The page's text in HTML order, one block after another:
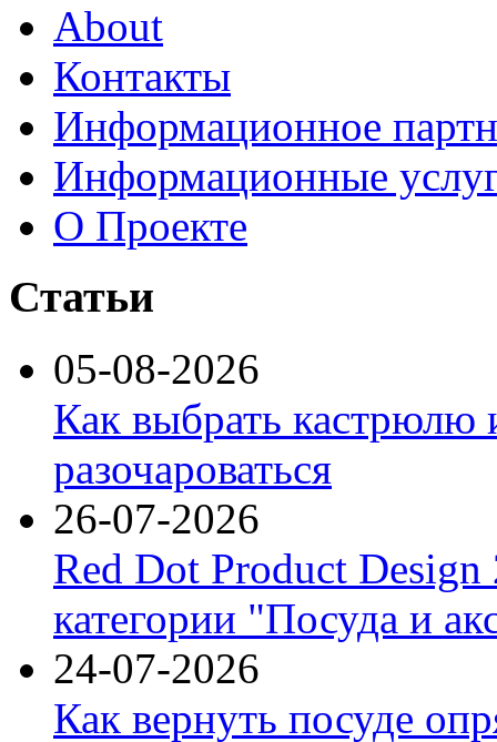
About
Контакты
Информационное
Информационные
О Проекте
Статьи
05-08-2026
Как выбрать кастрюлю
разочароваться
26-07-2026
Red Dot Product Design
категории "Посуда и
24-07-2026
Как вернуть посуде